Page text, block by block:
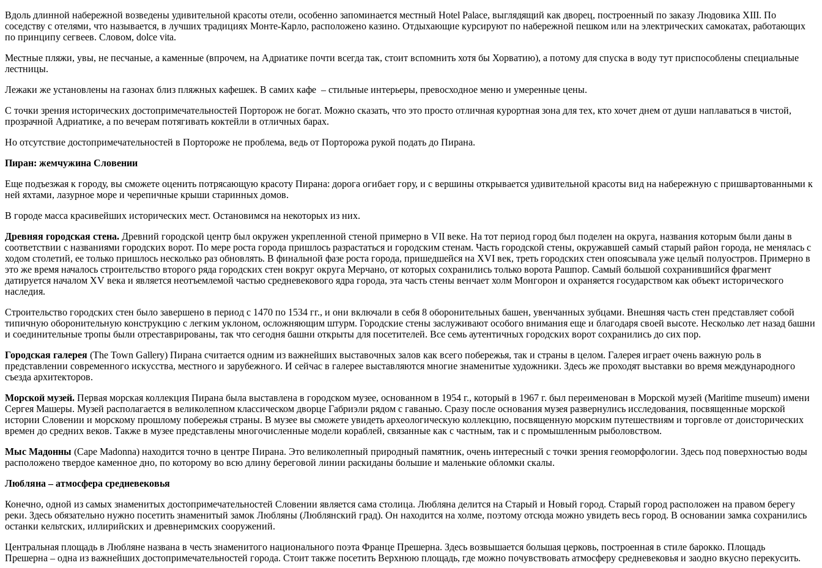
Вдоль длинной набережной возведены удивительной красоты отели, особенно запоминается местный Hotel Palace, выглядящий как дворец, построенный по заказу Людовика XIII. По
соседству с отелями, что называется, в лучших традициях Монте-Карло, расположено казино. Отдыхающие курсируют по набережной пешком или на электрических самокатах, работающих
по принципу сегвеев. Словом, dolce vita.
Местные пляжи, увы, не песчаные, а каменные (впрочем, на Адриатике почти всегда так, стоит вспомнить хотя бы Хорватию), а потому для спуска в воду тут приспособлены специальные
лестницы.
Лежаки же установлены на газонах близ пляжных кафешек. В самих кафе – стильные интерьеры, превосходное меню и умеренные цены.
С точки зрения исторических достопримечательностей Порторож не богат. Можно сказать, что это просто отличная курортная зона для тех, кто хочет днем от души наплаваться в чистой,
прозрачной Адриатике, а по вечерам потягивать коктейли в отличных барах.
Но отсутствие достопримечательностей в Портороже не проблема, ведь от Порторожа рукой подать до Пирана.
Пиран: жемчужина Словении
Еще подъезжая к городу, вы сможете оценить потрясающую красоту Пирана: дорога огибает гору, и с вершины открывается удивительной красоты вид на набережную с пришвартованными к
ней яхтами, лазурное море и черепичные крыши старинных домов.
В городе масса красивейших исторических мест. Остановимся на некоторых из них.
Древняя городская стена. Древний городской центр был окружен укрепленной стеной примерно в VII веке. На тот период город был поделен на округа, названия которым были даны в
соответствии с названиями городских ворот. По мере роста города пришлось разрастаться и городским стенам. Часть городской стены, окружавшей самый старый район города, не менялась с
ходом столетий, ее только пришлось несколько раз обновлять. В финальной фазе роста города, пришедшейся на XVI век, треть городских стен опоясывала уже целый полуостров. Примерно в
это же время началось строительство второго ряда городских стен вокруг округа Мерчано, от которых сохранились только ворота Рашпор. Самый большой сохранившийся фрагмент
датируется началом XV века и является неотъемлемой частью средневекового ядра города, эта часть стены венчает холм Монгорон и охраняется государством как объект исторического
наследия.
Строительство городских стен было завершено в период с 1470 по 1534 гг., и они включали в себя 8 оборонительных башен, увенчанных зубцами. Внешняя часть стен представляет собой
типичную оборонительную конструкцию с легким уклоном, осложняющим штурм. Городские стены заслуживают особого внимания еще и благодаря своей высоте. Несколько лет назад башни
и соединительные тропы были отреставрированы, так что сегодня башни открыты для посетителей. Все семь аутентичных городских ворот сохранились до сих пор.
Городская галерея (The Town Gallery) Пирана считается одним из важнейших выставочных залов как всего побережья, так и страны в целом. Галерея играет очень важную роль в
представлении современного искусства, местного и зарубежного. И сейчас в галерее выставляются многие знаменитые художники. Здесь же проходят выставки во время международного
съезда архитекторов.
Морской музей. Первая морская коллекция Пирана была выставлена в городском музее, основанном в 1954 г., который в 1967 г. был переименован в Морской музей (Maritime museum) имени
Сергея Машеры. Музей располагается в великолепном классическом дворце Габриэли рядом с гаванью. Сразу после основания музея развернулись исследования, посвященные морской
истории Словении и морскому прошлому побережья страны. В музее вы сможете увидеть археологическую коллекцию, посвященную морским путешествиям и торговле от доисторических
времен до средних веков. Также в музее представлены многочисленные модели кораблей, связанные как с частным, так и с промышленным рыболовством.
Мыс Мадонны (Cape Madonna) находится точно в центре Пирана. Это великолепный природный памятник, очень интересный с точки зрения геоморфологии. Здесь под поверхностью воды
расположено твердое каменное дно, по которому во всю длину береговой линии раскиданы большие и маленькие обломки скалы.
Любляна – атмосфера средневековья
Конечно, одной из самых знаменитых достопримечательностей Словении является сама столица. Любляна делится на Старый и Новый город. Старый город расположен на правом берегу
реки. Здесь обязательно нужно посетить знаменитый замок Любляны (Люблянский град). Он находится на холме, поэтому отсюда можно увидеть весь город. В основании замка сохранились
останки кельтских, иллирийских и древнеримских сооружений.
Центральная площадь в Любляне названа в честь знаменитого национального поэта Франце Прешерна. Здесь возвышается большая церковь, построенная в стиле барокко. Площадь
Прешерна – одна из важнейших достопримечательностей города. Стоит также посетить Верхнюю площадь, где можно почувствовать атмосферу средневековья и заодно вкусно перекусить.